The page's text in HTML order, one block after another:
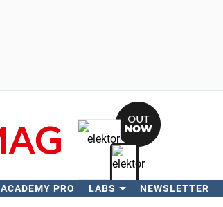
ACADEMY PRO LABS NEWSLETTER